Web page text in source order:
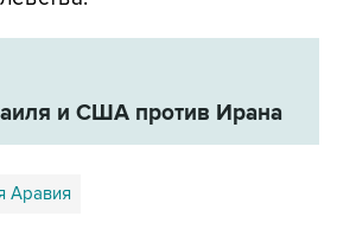
и США против Ирана
Аравия